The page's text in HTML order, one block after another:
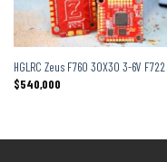
HGLRC Zeus F760 30X30 3-6V
$540,000